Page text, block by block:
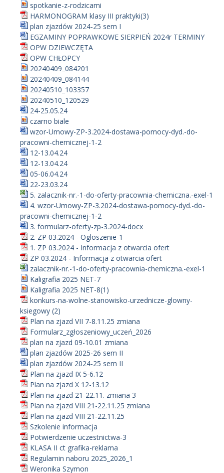
spotkanie-z-rodzicami
HARMONOGRAM klasy III praktyki(3)
plan zjazdów 2024-25 sem I
EGZAMINY POPRAWKOWE SIERPIEŃ 2024r TERMINY
OPW DZIEWCZĘTA
OPW CHŁOPCY
20240409_084201
20240409_084144
20240510_103357
20240510_120529
24-25.05.24
czarno biale
wzor-Umowy-ZP-3.2024-dostawa-pomocy-dyd.-do-
pracowni-chemicznej-1-2
12-13.04.24
12-13.04.24
05-06.04.24
22-23.03.24
5. zalacznik-nr.-1-do-oferty-pracownia-chemiczna.-exel-1
4. wzor-Umowy-ZP-3.2024-dostawa-pomocy-dyd.-do-
pracowni-chemicznej-1-2
3. formularz-oferty-zp-3.2024-docx
2. ZP 03.2024 - Ogloszenie-1
1. ZP 03.2024 - Informacja z otwarcia ofert
ZP 03.2024 - Informacja z otwarcia ofert
zalacznik-nr.-1-do-oferty-pracownia-chemiczna.-exel-1
Kaligrafia 2025 NET-7
Kaligrafia 2025 NET-8(1)
konkurs-na-wolne-stanowisko-urzednicze-glowny-
ksiegowy (2)
Plan na zjazd VII 7-8.11.25 zmiana
Formularz_zgłoszeniowy_uczeń_2026
plan na zjazd 09-10.01 zmiana
plan zjazdów 2025-26 sem II
plan zjazdów 2024-25 sem II
Plan na zjazd IX 5-6.12
Plan na zjazd X 12-13.12
Plan na zjazd 21-22.11. zmiana 3
Plan na zjazd VIII 21-22.11.25 zmiana
Plan na zjazd VIII 21-22.11.25
Szkolenie informacja
Potwierdzenie uczestnictwa-3
KLASA II ct grafika-reklama
Regulamin naboru 2025_2026_1
Weronika Szymon